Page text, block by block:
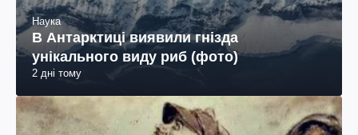
Наука
В Антарктиці виявили гнізда
унікального виду риб (фото)
2 дні тому